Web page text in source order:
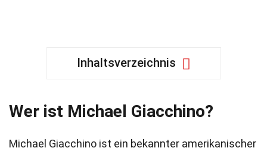
Inhaltsverzeichnis
Wer ist Michael Giacchino?
Michael Giacchino ist ein bekannter amerikanischer